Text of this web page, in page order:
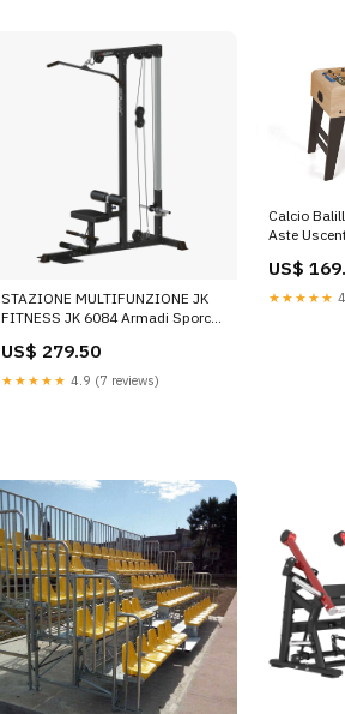
STAZIONE MULTIFUNZIONE JK
FITNESS JK 6084 Armadi Sporco
US$ 279.50
★★★★★ 4.9 (7 reviews)
Calcio
Aste
US$
★★★★★